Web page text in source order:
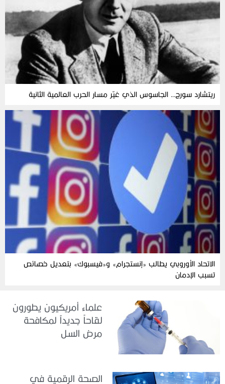
ريتشارد سورج… الجاسوس الذي غيّر مسار الحرب العالمية الثانية
الاتحاد الأوروبي يطالب «إنستجرام» و«فيسبوك» بتعديل خصائص
تسبب الإدمان
علماء أمريكيون يطورون
لقاحاً جديداً لمكافحة
مرض السل
الصحة الرقمية في